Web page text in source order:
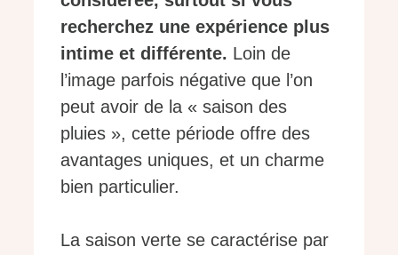
recherchez une expérience plus
intime et différente. Loin de
l’image parfois négative que l’on
peut avoir de la « saison des
pluies », cette période offre des
avantages uniques, et un charme
bien particulier.
La saison verte se caractérise par